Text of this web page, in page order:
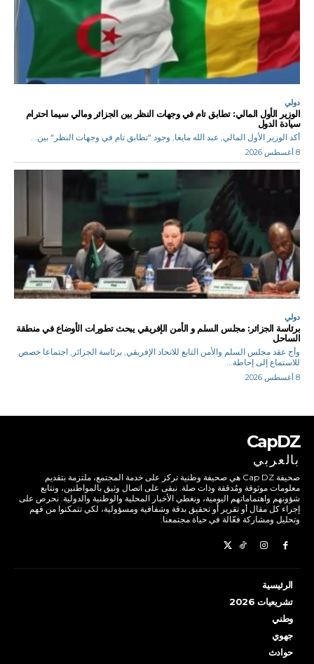
دولي
الوزير الأول المالي: تطابق تام في وجهات النظر بين الجزائر ومالي سيما احترام
سيادة الدول
أكد الوزير الأول المالي, عبد الله مايغا, وجود "تطابق تام في وجهات النظر" بين...
8 أغسطس 2026
دولي
برئاسة الجزائر: مجلس السلم و الأمن الإفريقي يبحث تطورات الأوضاع في منطقة
الساحل
وأج عقد مجلس السلم والأمن التابع للاتحاد الإفريقي, برئاسة الجزائر, اجتماعا خصص
للاستماع إلى إحاطة...
8 أغسطس 2026
CapDZ
بالعربي
صحيفة Cap DZ هي صحيفة وطنية تركز على خدمة المجتمع، ملتزمة بتقديم
معلومات موثوقة ومُدققة وذات صلة. نبقى على اتصال وثيق بالمواطنين، ونتابع
شؤونهم واهتماماتهم اليومية، ونغطي الأخبار المحلية والوطنية والدولية. نحرص على
إجراء كل مقال أو تقرير أو تحقيق بدقة وشفافية ومسؤولية، لكي تتمكنوا من فهم
وتحليل ومشاركة فعّالة في حياة مجتمعنا.
الرئيسية
تشريعيات 2026
وطني
جهوي
حوادث